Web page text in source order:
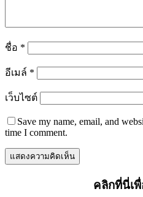
ชื่อ *
อีเมล์ *
เว็บไซต์
Save my name, email, and
time I comment.
คลิกที่นี่เ